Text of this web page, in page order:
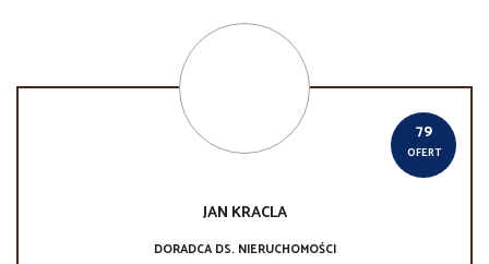
79
OFERT
JAN KRACLA
DORADCA DS. NIERUCHOMOŚCI